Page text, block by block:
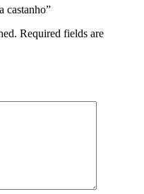
castanho”
Required fields are